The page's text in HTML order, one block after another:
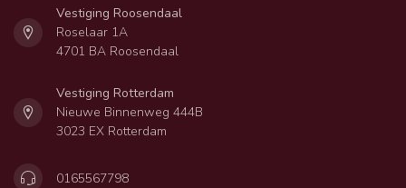
Vestiging Roosendaal
Roselaar 1A
4701 BA Roosendaal
Vestiging Rotterdam
Nieuwe Binnenweg 444B
3023 EX Rotterdam
0165567798